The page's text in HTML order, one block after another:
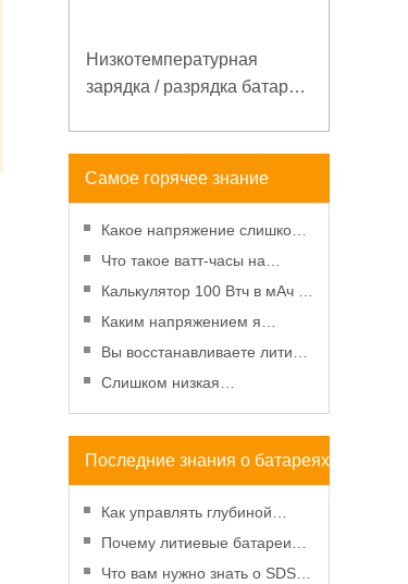
Низкотемпературная
зарядка / разрядка батареи
электросвязи с
Самое горячее знание
батареи
Какое напряжение слишком
низкое для батарейки АА?
Минимальное напряжение,
вольтметр и старение
Что такое ватт-часы на
аккумуляторе - введение и
расчет?
Калькулятор 100 Втч в мАч -
Введение, преобразование и
использование
Каким напряжением я
должен заряжать
аккумулятор 3,7 В?
Вы восстанавливаете литий-
ионную батарею в
Слишком низкая
температура батареи -
эффекты и решения
Последние знания о батареях
Как управлять глубиной
разряда для повышения
производительности
Почему литиевые батареи
станут более экономичными,
Что вам нужно знать о SDS